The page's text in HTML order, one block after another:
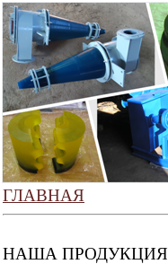
ГЛАВНАЯ
НАША ПРОДУКЦИЯ